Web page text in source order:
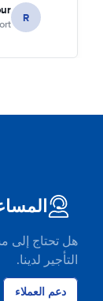
R
هل تحتاج إلى
التأجير لدينا.
دعم العملاء